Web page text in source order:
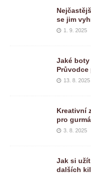
se jim
1. 9. 2025
Jaké
Průvodce
13. 8. 2025
Kreativní
pro
3. 8. 2025
Jak si
dalších